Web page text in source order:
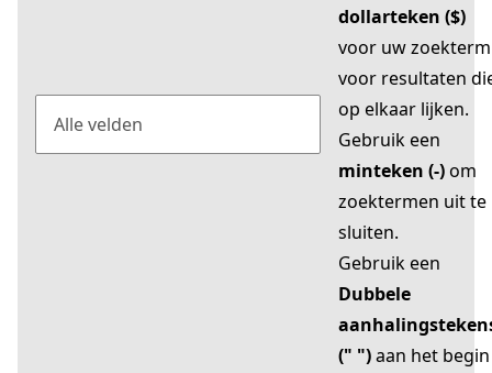
dollarteken ($)
voor uw zoekterm
voor resultaten
op elkaar lijken.
Gebruik een
minteken (-)om
zoektermen uit te
sluiten.
Gebruik een
Dubbele
(" ")aan het begin